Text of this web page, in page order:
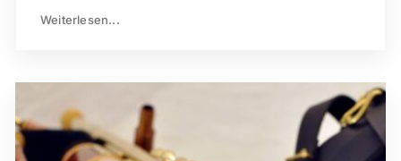
Weiterlesen...